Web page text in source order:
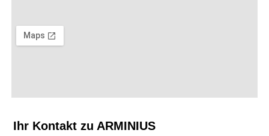
Ihr Kontakt zu ARMINIUS